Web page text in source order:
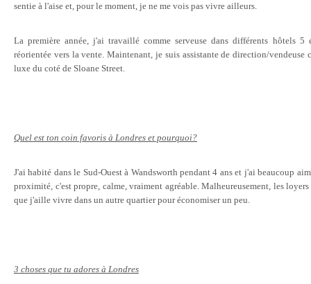
sentie à l'aise et, pour le moment, je ne me vois pas vivre ailleurs.
La première année, j'ai travaillé comme serveuse dans différents hôtels
réorientée vers la vente. Maintenant, je suis assistante de direction/vendeuse
luxe du coté de Sloane Street.
Quel est ton coin favoris à Londres et pourquoi?
J'ai habité dans le Sud-Ouest à Wandsworth pendant 4 ans et j'ai beaucoup
proximité, c'est propre, calme, vraiment agréable. Malheureusement, les
que j'aille vivre dans un autre quartier pour économiser un peu.
3 choses que tu adores à Londres